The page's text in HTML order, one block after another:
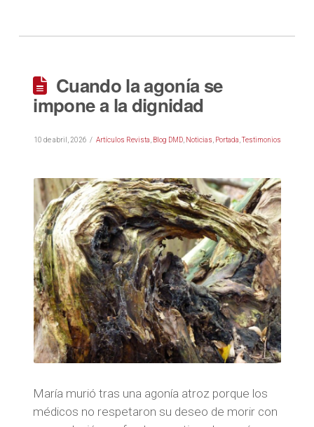
Cuando la agonía se
impone a la dignidad
10 de abril, 2026 Artículos Revista Blog DMD, Noticias Portada ,Testimonios
María murió tras una agonía atroz porque los
médicos no respetaron su deseo de morir con